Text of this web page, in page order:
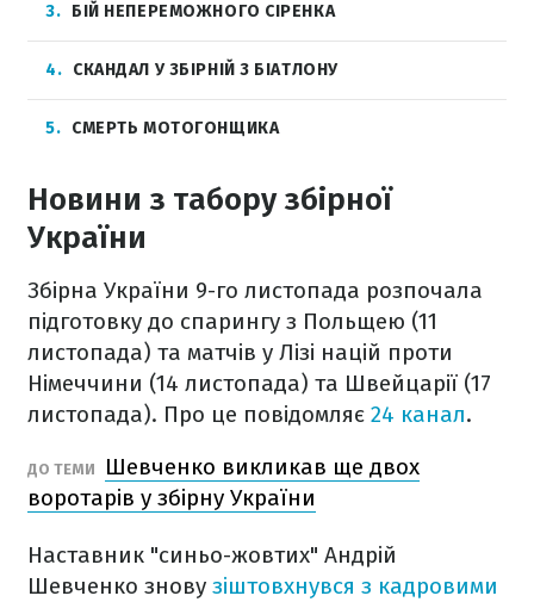
3 БІЙ НЕПЕРЕМОЖНОГО СІРЕНКА
4 СКАНДАЛ У ЗБІРНІЙ З БІАТЛОНУ
5 СМЕРТЬ МОТОГОНЩИКА
Новини з табору збірної
України
Збірна України 9-го листопада розпочала
підготовку до спарингу з Польщею (11
листопада) та матчів у Лізі націй проти
Німеччини (14 листопада) та Швейцарії (17
листопада). Про це повідомляє 24 канал.
ДО ТЕМИ
Шевченко викликав ще двох
воротарів у збірну України
Наставник "синьо-жовтих" Андрій
Шевченко знову зіштовхнувся з кадровими